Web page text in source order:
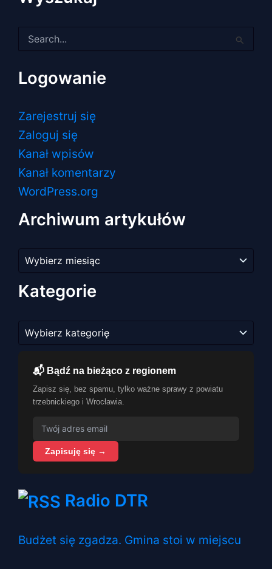
dla:
Logowanie
Zarejestruj się
Zaloguj się
Kanał wpisów
Kanał komentarzy
WordPress.org
Archiwum artykułów
artykułów
Kategorie
📬 Bądź na bieżąco z regionem
Zapisz się, bez spamu, tylko ważne sprawy z powiatu
trzebnickiego i Wrocławia.
Zapisuję się →
Radio DTR
Budżet się zgadza. Gmina stoi w miejscu